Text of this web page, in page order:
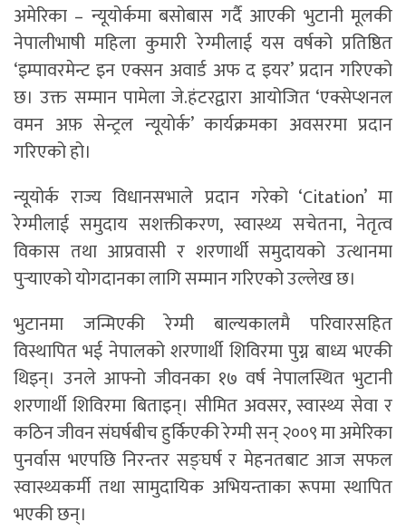
अमेरिका – न्यूयोर्कमा बसोबास गर्दै आएकी भुटानी मूलकी
नेपालीभाषी महिला कुमारी रेग्मीलाई यस वर्षको प्रतिष्ठित
‘इम्पावरमेन्ट इन एक्सन अवार्ड अफ द इयर’ प्रदान गरिएको
छ। उक्त सम्मान पामेला जे.हंटरद्वारा आयोजित ‘एक्सेप्शनल
वमन अफ़ सेन्ट्रल न्यूयाेर्क’ कार्यक्रमका अवसरमा प्रदान
गरिएको हो।
न्यूयोर्क राज्य विधानसभाले प्रदान गरेको ‘Citation’ मा
रेग्मीलाई समुदाय सशक्तीकरण, स्वास्थ्य सचेतना, नेतृत्व
विकास तथा आप्रवासी र शरणार्थी समुदायको उत्थानमा
पुर्‍याएको योगदानका लागि सम्मान गरिएको उल्लेख छ।
भुटानमा जन्मिएकी रेग्मी बाल्यकालमै परिवारसहित
विस्थापित भई नेपालको शरणार्थी शिविरमा पुग्न बाध्य भएकी
थिइन्। उनले आफ्नो जीवनका १७ वर्ष नेपालस्थित भुटानी
शरणार्थी शिविरमा बिताइन्। सीमित अवसर, स्वास्थ्य सेवा र
कठिन जीवन संघर्षबीच हुर्किएकी रेग्मी सन् २००९ मा अमेरिका
पुनर्वास भएपछि निरन्तर सङ्घर्ष र मेहनतबाट आज सफल
स्वास्थ्यकर्मी तथा सामुदायिक अभियन्ताका रूपमा स्थापित
भएकी छन्।